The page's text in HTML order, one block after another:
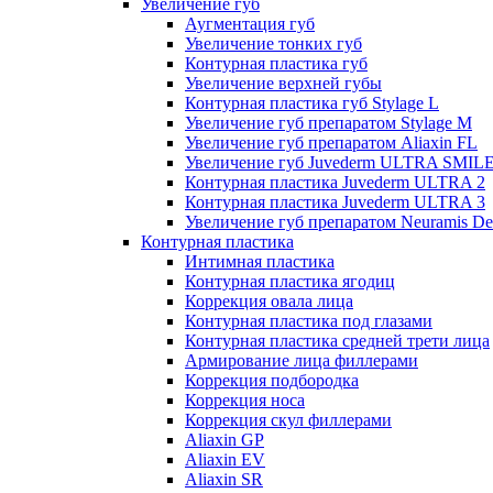
Увеличение губ
Аугментация губ
Увеличение тонких губ
Контурная пластика губ
Увеличение верхней губы
Контурная пластика губ Stylage L
Увеличение губ препаратом Stylage M
Увеличение губ препаратом Aliaxin FL
Увеличение губ Juvederm ULTRA
Контурная пластика Juvederm ULTRA 2
Контурная пластика Juvederm ULTRA 3
Увеличение губ препаратом Neuramis
Контурная пластика
Интимная пластика
Контурная пластика ягодиц
Коррекция овала лица
Контурная пластика под глазами
Контурная пластика средней трети лица
Армирование лица филлерами
Коррекция подбородка
Коррекция носа
Коррекция скул филлерами
Aliaxin GP
Aliaxin EV
Aliaxin SR